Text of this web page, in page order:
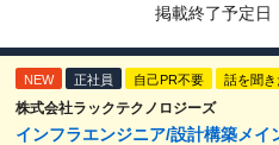
掲載終了予定日
NEW 正社員 自己PR不要 話を聞
株式会社ラックテクノロジーズ
インフラエンジニア/設計構築メ